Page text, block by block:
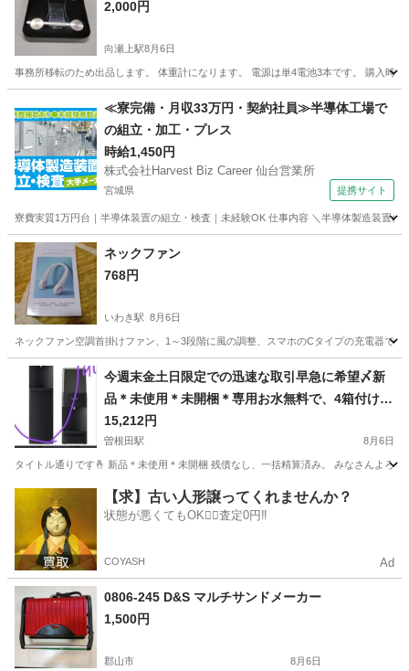
2,000円
向瀬上駅8月6日
事務所移転のため出品します。 体重計になります。 電源は単4電池3本です。 購入時
向瀬上駅 生活家電
≪寮完備・月収33万円・契約社員≫半導体工場で
の組立・加工・プレス
時給1,450円
株式会社Harvest Biz Career 仙台営業所
宮城県 提携サイト
寮費実質1万円台｜半導体装置の組立・検査｜未経験OK 仕事内容 ＼半導体製造装置
宮城 その他
ネックファン
768円
いわき駅 8月6日
ネックファン空調首掛けファン、1～3段階に風の調整、スマホのCタイプの充電器で
福島 いわき市 いわき駅 季節、空調家電
今週末金土日限定での迅速な取引早急に希望〆新
品＊未使用＊未開梱＊専用お水無料で、4箱付けま
す。PREMIUMウオーターサーバー床置き型＊い
ろ、ブラック
15,212円
曽根田駅 8月6日
タイトル通りです🤞 新品＊未使用＊未開梱 残債なし、一括精算済み。 みなさんよろ
曽根田駅 キッチン家電 サーバー
【求】古い人形譲ってくれませんか？
状態が悪くてもOK🙆‍♀️査定0円‼️
COYASH Ad
0806-245 D&S マルチサンドメーカー
1,500円
郡山市 8月6日